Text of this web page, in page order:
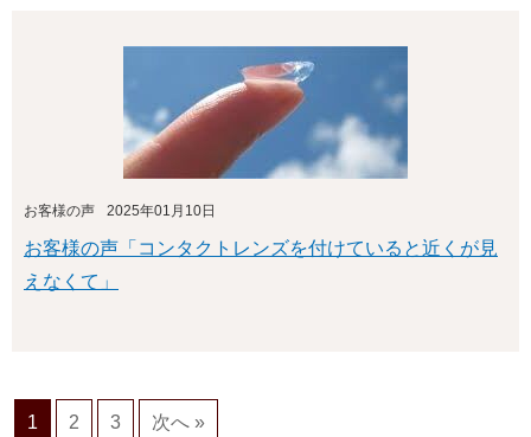
お客様の声 2025年01月10日
お客様の声「コンタクトレンズを付けていると近くが見
えなくて」
1 2 3 次へ »